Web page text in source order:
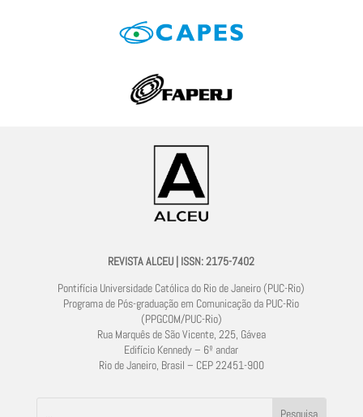
REVISTA ALCEU | ISSN: 2175-7402
Pontifícia Universidade Católica do Rio de Janeiro (PUC-Rio)
Programa de Pós-graduação em Comunicação da PUC-Rio
(PPGCOM/PUC-Rio)
Rua Marquês de São Vicente, 225, Gávea
Edifício Kennedy – 6º andar
Rio de Janeiro, Brasil – CEP 22451-900